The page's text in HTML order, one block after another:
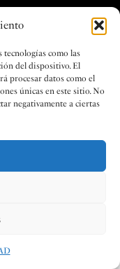
tecnologías como las
del dispositivo. El
procesar datos como el
únicas en este sitio. No
negativamente a ciertas